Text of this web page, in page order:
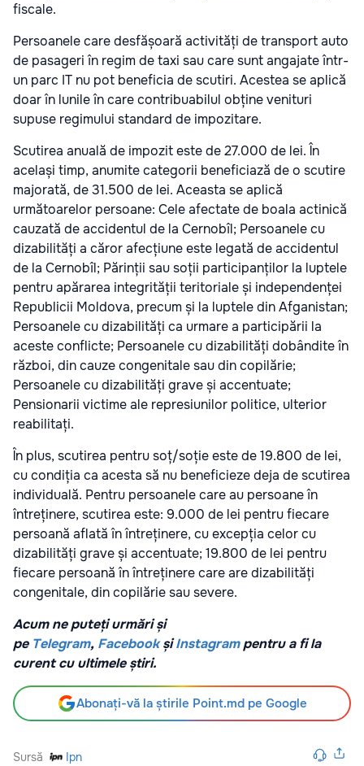
fiscale.
Persoanele care desfășoară activități de transport auto
de pasageri în regim de taxi sau care sunt angajate într-
un parc IT nu pot beneficia de scutiri. Acestea se aplică
doar în lunile în care contribuabilul obține venituri
supuse regimului standard de impozitare.
Scutirea anuală de impozit este de 27.000 de lei. În
același timp, anumite categorii beneficiază de o scutire
majorată, de 31.500 de lei. Aceasta se aplică
următoarelor persoane: Cele afectate de boala actinică
cauzată de accidentul de la Cernobîl; Persoanele cu
dizabilități a căror afecțiune este legată de accidentul
de la Cernobîl; Părinții sau soții participanților la luptele
pentru apărarea integrității teritoriale și independenței
Republicii Moldova, precum și la luptele din Afganistan;
Persoanele cu dizabilități ca urmare a participării la
aceste conflicte; Persoanele cu dizabilități dobândite în
război, din cauze congenitale sau din copilărie;
Persoanele cu dizabilități grave și accentuate;
Pensionarii victime ale represiunilor politice, ulterior
reabilitați.
În plus, scutirea pentru soț/soție este de 19.800 de lei,
cu condiția ca acesta să nu beneficieze deja de scutirea
individuală. Pentru persoanele care au persoane în
întreținere, scutirea este: 9.000 de lei pentru fiecare
persoană aflată în întreținere, cu excepția celor cu
dizabilități grave și accentuate; 19.800 de lei pentru
fiecare persoană în întreținere care are dizabilități
congenitale, din copilărie sau severe.
Acum ne puteți urmări și
pe Telegram, Facebook șiInstagrampentru a fi la
curent cu ultimele știri.
Abonați-vă la știrile Point.md pe Google
Sursă Ipn